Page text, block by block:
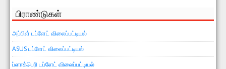
பிராண்டுகள்
அப்பிள் டப்ளேட் விலைப்பட்டியல்
ASUS டப்ளேட் விலைப்பட்டியல்
ப்ளாக்பெரி டப்ளேட் விலைப்பட்டியல்